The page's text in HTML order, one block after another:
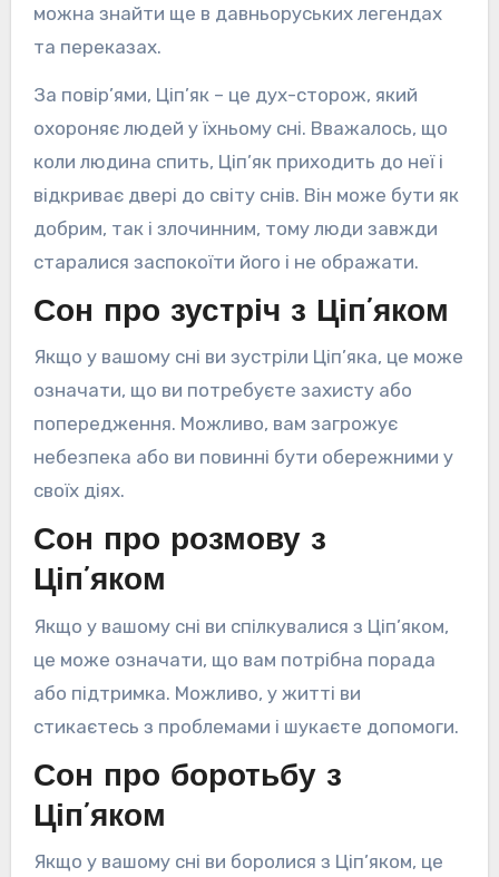
можна знайти ще в давньоруських легендах
та переказах.
За повір’ями, Ціп’як – це дух-сторож, який
охороняє людей у їхньому сні. Вважалось, що
коли людина спить, Ціп’як приходить до неї і
відкриває двері до світу снів. Він може бути як
добрим, так і злочинним, тому люди завжди
старалися заспокоїти його і не ображати.
Сон про зустріч з Ціп’яком
Якщо у вашому сні ви зустріли Ціп’яка, це може
означати, що ви потребуєте захисту або
попередження. Можливо, вам загрожує
небезпека або ви повинні бути обережними у
своїх діях.
Сон про розмову з
Ціп’яком
Якщо у вашому сні ви спілкувалися з Ціп’яком,
це може означати, що вам потрібна порада
або підтримка. Можливо, у житті ви
стикаєтесь з проблемами і шукаєте допомоги.
Сон про боротьбу з
Ціп’яком
Якщо у вашому сні ви боролися з Ціп’яком, це